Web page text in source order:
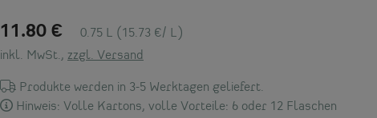
11.80 €
0.75 L (15.73 €/ L)
inkl. MwSt., zzgl. Versand
Produkte werden in 3-5 Werktagen geliefert.
Hinweis: Volle Kartons, volle Vorteile: 6 oder 12 Flaschen